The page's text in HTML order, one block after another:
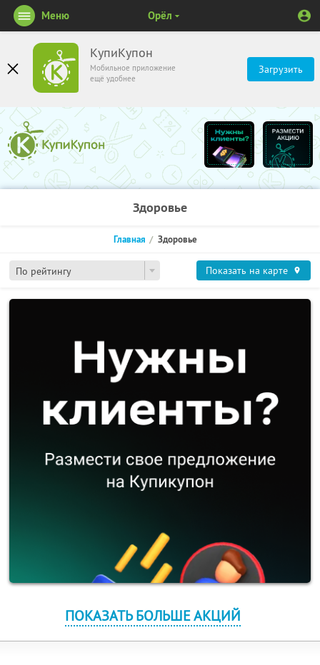
КупиКупон
Мобильное приложение
ещё удобнее
Загрузить
Меню Орёл
Здоровье
По рейтингу
Главная Здоровье
Показать на карте
ПОКАЗАТЬ БОЛЬШЕ АКЦИЙ